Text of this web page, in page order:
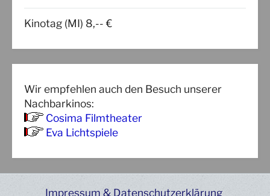
Kinotag (MI) 8,-- €
Wir empfehlen auch den Besuch unserer
Nachbarkinos:
Cosima Filmtheater
Eva Lichtspiele
Impressum & Datenschutzerklärung